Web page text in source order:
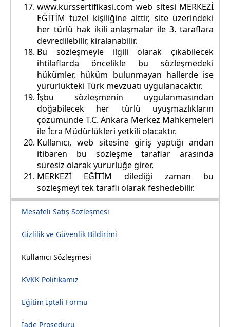
www.kurssertifikasi.com web sitesi MERKEZİ
EĞİTİM tüzel kişiliğine aittir, site üzerindeki
her türlü hak ikili anlaşmalar ile 3. taraflara
devredilebilir, kiralanabilir.
Bu sözleşmeyle ilgili olarak çıkabilecek
ihtilaflarda öncelikle bu sözleşmedeki
hükümler, hüküm bulunmayan hallerde ise
yürürlükteki Türk mevzuatı uygulanacaktır.
İşbu sözleşmenin uygulanmasından
doğabilecek her türlü uyuşmazlıkların
çözümünde T.C. Ankara Merkez Mahkemeleri
ile İcra Müdürlükleri yetkili olacaktır.
Kullanıcı, web sitesine giriş yaptığı andan
itibaren bu sözleşme taraflar arasında
süresiz olarak yürürlüğe girer.
MERKEZİ EĞİTİM dilediği zaman bu
sözleşmeyi tek taraflı olarak feshedebilir.
Mesafeli Satış Sözleşmesi
Gizlilik ve Güvenlik Bildirimi
Kullanıcı Sözleşmesi
KVKK Politikamız
Eğitim İptali Formu
İade Prosedürü